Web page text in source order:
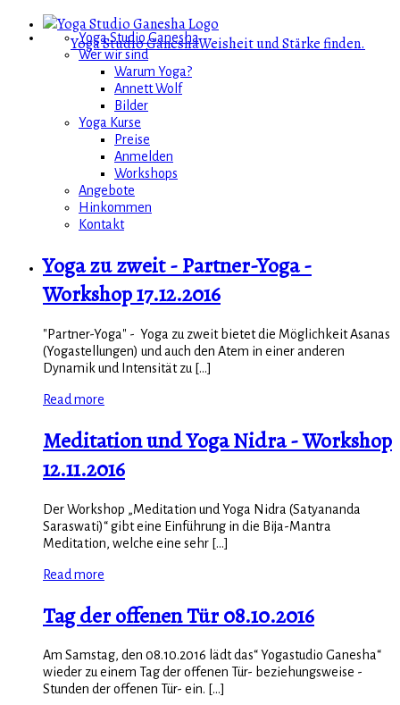
Yoga Studio GaneshaWeisheit und Stärke finden.
Yoga Studio Ganesha
Wer wir sind
Warum Yoga?
Annett Wolf
Bilder
Yoga Kurse
Preise
Anmelden
Workshops
Angebote
Hinkommen
Kontakt
Yoga zu zweit - Partner-Yoga -
Workshop 17.12.2016
"Partner-Yoga" - Yoga zu zweit bietet die Möglichkeit Asanas
(Yogastellungen) und auch den Atem in einer anderen
Dynamik und Intensität zu [...]
Read more
Meditation und Yoga Nidra - Workshop
12.11.2016
Der Workshop „Meditation und Yoga Nidra (Satyananda
Saraswati)“ gibt eine Einführung in die Bija-Mantra
Meditation, welche eine sehr [...]
Read more
Tag der offenen Tür 08.10.2016
Am Samstag, den 08.10.2016 lädt das“ Yogastudio Ganesha“
wieder zu einem Tag der offenen Tür- beziehungsweise -
Stunden der offenen Tür- ein. [...]